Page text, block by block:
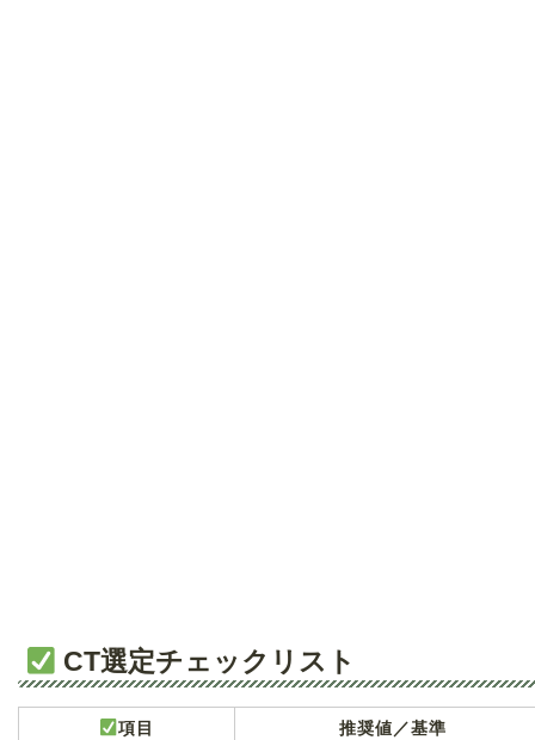
CT選定チェックリスト
項目 推奨値／基準